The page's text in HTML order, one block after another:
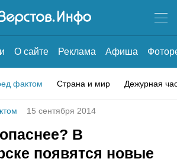
О сайте Реклама Афиша
фактом Страна и мир Дежурная
15 сентября 2014
В
появятся новые